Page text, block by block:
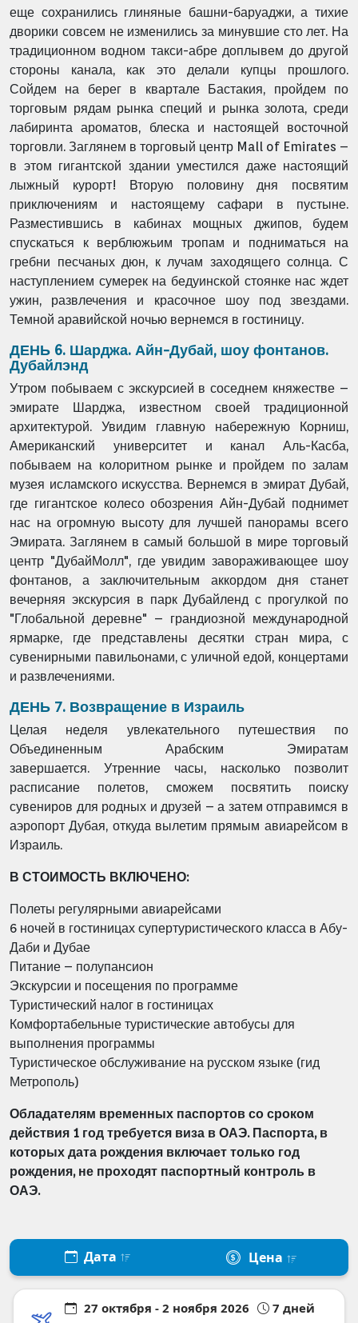
еще сохранились глиняные башни-баруаджи, а тихие
дворики совсем не изменились за минувшие сто лет. На
традиционном водном такси-абре доплывем до другой
стороны канала, как это делали купцы прошлого.
Сойдем на берег в квартале Бастакия, пройдем по
торговым рядам рынка специй и рынка золота, среди
лабиринта ароматов, блеска и настоящей восточной
торговли. Заглянем в торговый центр Mall of Emirates –
в этом гигантской здании уместился даже настоящий
лыжный курорт! Вторую половину дня посвятим
приключениям и настоящему сафари в пустыне.
Разместившись в кабинах мощных джипов, будем
спускаться к верблюжьим тропам и подниматься на
гребни песчаных дюн, к лучам заходящего солнца. С
наступлением сумерек на бедуинской стоянке нас ждет
ужин, развлечения и красочное шоу под звездами.
Темной аравийской ночью вернемся в гостиницу.
ДЕНЬ 6. Шарджа. Айн-Дубай, шоу фонтанов.
Дубайлэнд
Утром побываем с экскурсией в соседнем княжестве –
эмирате Шарджа, известном своей традиционной
архитектурой. Увидим главную набережную Корниш,
Американский университет и канал Аль-Касба,
побываем на колоритном рынке и пройдем по залам
музея исламского искусства. Вернемся в эмират Дубай,
где гигантское колесо обозрения Айн-Дубай поднимет
нас на огромную высоту для лучшей панорамы всего
Эмирата. Заглянем в самый большой в мире торговый
центр "ДубайМолл", где увидим завораживающее шоу
фонтанов, а заключительным аккордом дня станет
вечерняя экскурсия в парк Дубайленд с прогулкой по
"Глобальной деревне" – грандиозной международной
ярмарке, где представлены десятки стран мира, с
сувенирными павильонами, с уличной едой, концертами
и развлечениями.
ДЕНЬ 7. Возвращение в Израиль
Целая неделя увлекательного путешествия по
Объединенным Арабским Эмиратам
завершается. Утренние часы, насколько позволит
расписание полетов, сможем посвятить поиску
сувениров для родных и друзей – а затем отправимся в
аэропорт Дубая, откуда вылетим прямым авиарейсом в
Израиль.
В СТОИМОСТЬ ВКЛЮЧЕНО:
Полеты регулярными авиарейсами
6 ночей в гостиницах супертуристического класса в Абу-
Даби и Дубае
Питание – полупансион
Экскурсии и посещения по программе
Туристический налог в гостиницах
Комфортабельные туристические автобусы для
выполнения программы
Туристическое обслуживание на русском языке (гид
Метрополь)
Обладателям временных паспортов со сроком
действия 1 год требуется виза в ОАЭ. Паспорта, в
которых дата рождения включает только год
рождения, не проходят паспортный контроль в
ОАЭ.
Дата Цена
27 октября - 2 ноября 2026 7 дней